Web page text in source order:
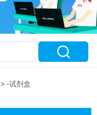
> -试剂盒